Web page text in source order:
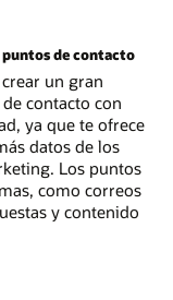
de contacto
un gran
contacto con
ya que te ofrece
datos de los
Los puntos
como correos
y contenido